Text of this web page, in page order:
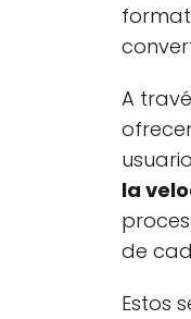
A
la
de
Estos